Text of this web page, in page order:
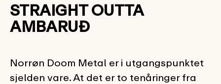
STRAIGHT OUTTA
AMBARUÐ
Norrøn Doom Metal er i utgangspunktet
sjelden vare. At det er to tenåringer fra